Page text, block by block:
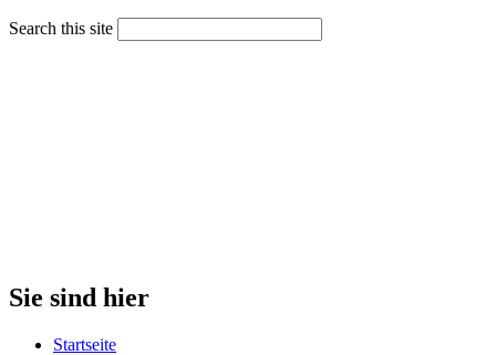
Search this site
Sie sind hier
Startseite